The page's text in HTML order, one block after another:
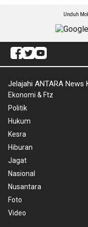
Unduh
Jelajahi ANTARA News
Ekonomi & Ftz
Politik
Hukum
Kesra
Hiburan
Jagat
Nasional
Nusantara
Foto
Video